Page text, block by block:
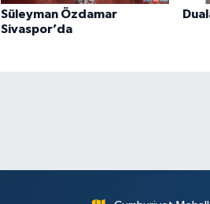
Süleyman Özdamar
Sivaspor’da